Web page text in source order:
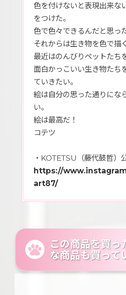
色を付けないと表現出来な
をつけた。
色で色々できるんだと思った
それからは生き物を色で描
最近はのんびりペットたち
面白かっこいい生き物たち
ていきたい。
絵は自分の思った通りにな
い。
絵は最高だ！
コテツ
・KOTETSU（藤代鼓哲
https://
art87/
この商品を買っ
な商品も買って